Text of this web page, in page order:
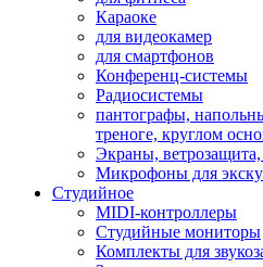
Караоке
для видеокамер
для смартфонов
Конференц-системы
Радиосистемы
пантографы,
треноге, круглом
Экраны,
Микрофоны для
Студийное
MIDI-контроллеры
Студийные мониторы
Комплекты для